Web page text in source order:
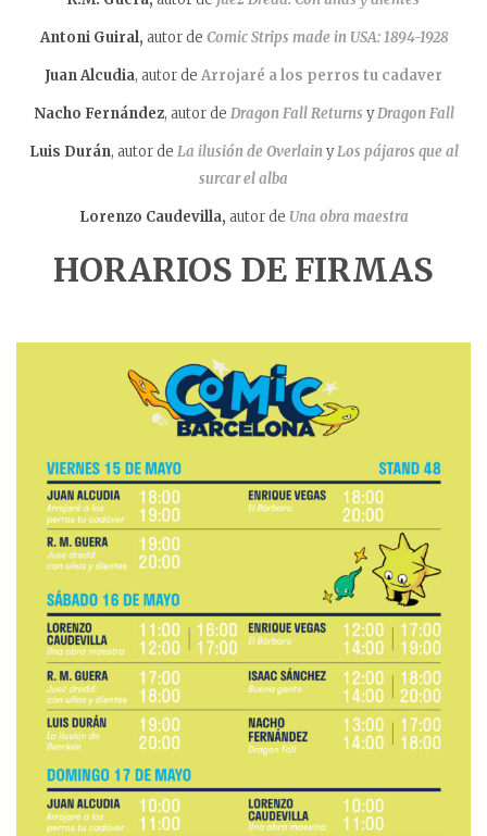
Antoni Guiral, autor de Comic Strips made in USA: 1894-1928
Juan Alcudia, autor de Arrojaré a los perros tu cadaver
Nacho Fernández, autor de Dragon Fall Returns yDragon Fall
Luis Durán, autor de La ilusión de Overlain yLos pájaros que al
surcar el alba
Lorenzo Caudevilla, autor de Una obra maestra
HORARIOS DE FIRMAS